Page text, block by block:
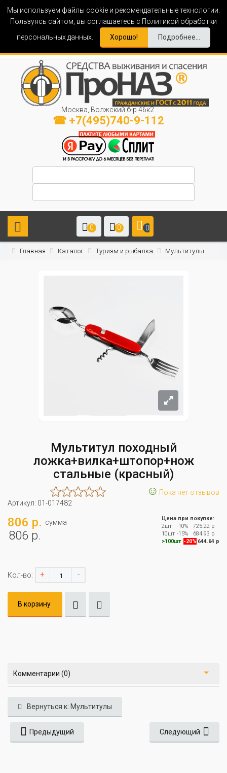
Мы используем файлы cookie и рекомендательные технологии.
Пользуясь сайтом, вы соглашаетесь с Политикой обработки
персональных данных.
Хорошо! Подробнее...
Москва, Волжский б-р 46к2
☎ +7(495)740-9-112
0 0 0
Главная Каталог Туризм и рыбалка Мультитулы
Мультитул походный
ложка+вилка+штопор+нож
стальные (красный)
☺ Пока нет отзывов
Артикул: 01-017482
806 р. сумма
806 р.
Цена при покупке:
2шт
-10%
725.22 р
10шт -15%
684.93 р
>100шт -20% 644.64 р
Кол-во: + -
В корзину
Комментарии (0)
Вернуться к: Мультитулы
Предыдущий Следующий